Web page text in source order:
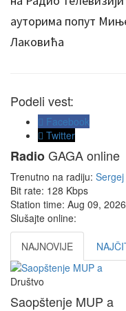
ауторима попут
Лаковића
Podeli vest:
Facebook
Twitter
RadioGAGA online
Trenutno na radiju:
Bit rate: 128 Kbps
Station time: Aug 09, 2026
Slušajte online:
NAJNOVIJE
Društvo
Saopštenje MUP a